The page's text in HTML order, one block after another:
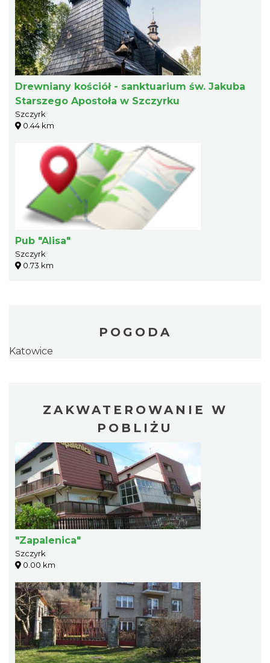
Drewniany kościół - sanktuarium św. Jakuba
Starszego Apostoła w Szczyrku
Szczyrk
0.44 km
Pub "Alisa"
Szczyrk
0.73 km
POGODA
Katowice
ZAKWATEROWANIE W
POBLIŻU
"Zapalenica"
Szczyrk
0.00 km